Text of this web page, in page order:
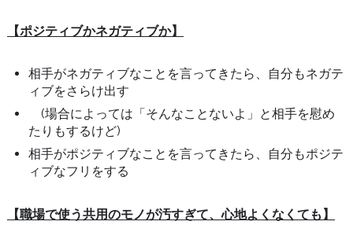
【ポジティブかネガティブか】
相手がネガティブなことを言ってきたら、自分もネガテ
ィブをさらけ出す
(場合によっては「そんなことないよ」と相手を慰め
たりもするけど)
相手がポジティブなことを言ってきたら、自分もポジテ
ィブなフリをする
【職場で使う共用のモノが汚すぎて、心地よくなくても】